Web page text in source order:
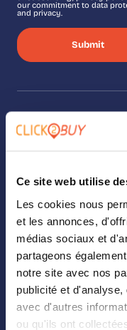
Ce site web utilise
Les cookies nous
et les annonces,
médias sociaux et
partageons
notre site avec nos
publicité et
avec d'autres
ou qu'ils ont
our commitment to data
and privacy.
SOLUTIONS
Analytics
Landing Page Builder
Digital Shelf
Retail Media